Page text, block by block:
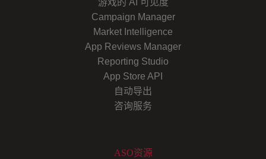
游戏的 AI 可见度
Campaign Manager
Market Intelligence
App Reviews Manager
Reporting Studio
App Store API
自动导出
咨询服务
ASO资源